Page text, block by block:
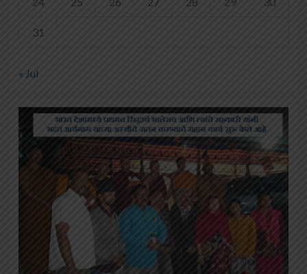
31
« Jul